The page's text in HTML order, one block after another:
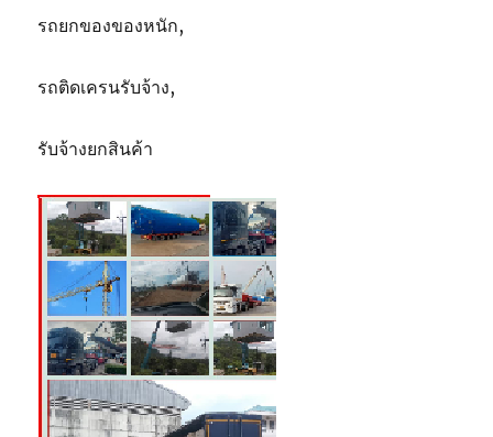
รถยกของของหนัก,
รถติดเครนรับจ้าง,
รับจ้างยกสินค้า